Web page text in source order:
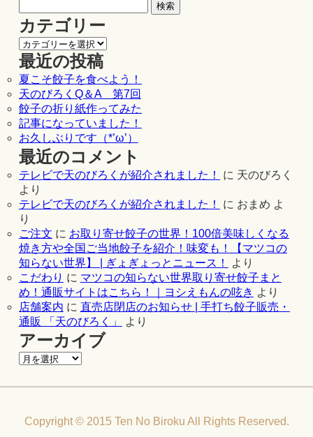
カテゴリー
最近の投稿
夏こそ餃子を食べよう！
天のびろくQ＆A 第7回
餃子の折り紙作ってみた
記事になっていました！
お久しぶりです（*’ω’）
最近のコメント
テレビで天のびろくが紹介されました！ に 天のびろく
より
テレビで天のびろくが紹介されました！
に おまめ よ
り
ご注文 に お取り寄せ餃子の世界！100倍美味しくなる
焼き方や全国ご当地餃子を紹介！味変も！【マツコの
知らない世界】 | ぎょぎょっとニュース！
より
こだわり に マツコの知らない世界取り寄せ餃子まと
め！通販サイトはこちら！｜ヨシえもんの呟き より
店舗案内 に 直売店閉店のお知らせ | 手打ち餃子販売・
通販 「天のびろく」
より
アーカイブ
Copyright © 2015 Ten No Biroku All Rights Reserved.